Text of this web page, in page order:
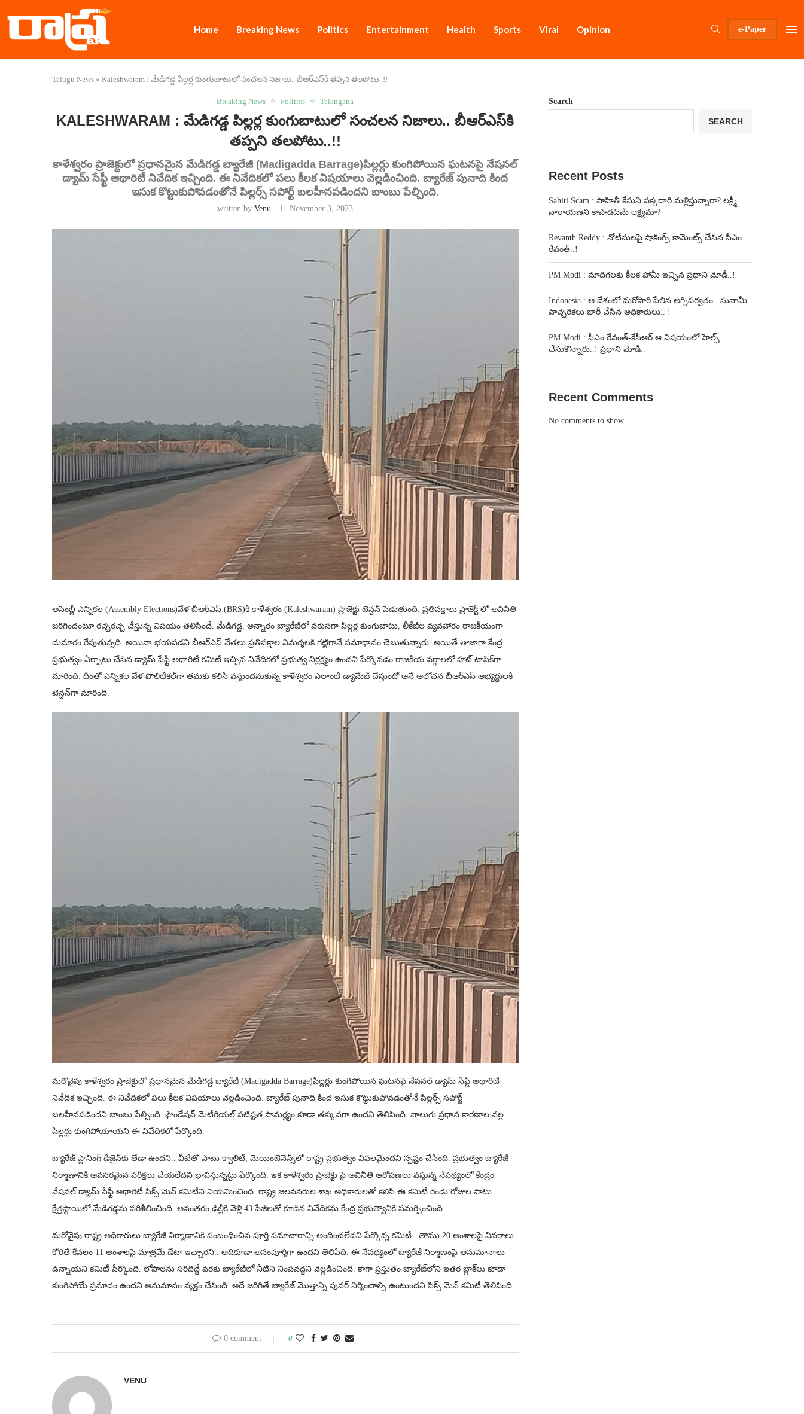
Home Breaking News Politics Entertainment Health Sports Viral Opinion e-Paper
Telugu News » Kaleshwaram : మేడిగడ్డ పిల్లర్ల కుంగుబాటులో సంచలన నిజాలు.. బీఆర్ఎస్‌కి తప్పని తలపోటు..!!
Breaking News Politics Telangana
KALESHWARAM : మేడిగడ్డ పిల్లర్ల కుంగుబాటులో సంచలన నిజాలు.. బీఆర్ఎస్‌కి
తప్పని తలపోటు..!!
కాళేశ్వరం ప్రాజెక్టులో ప్రధానమైన మేడిగడ్డ బ్యారేజీ (Madigadda Barrage)పిల్లర్లు కుంగిపోయిన ఘటనపై నేషనల్
డ్యామ్ సేఫ్టీ అథారిటీ నివేదిక ఇచ్చింది. ఈ నివేదికలో పలు కీలక విషయాలు వెల్లడించింది. బ్యారేజ్ పునాది కింద
ఇసుక కొట్టుకుపోవడంతోనే పిల్లర్స్ సపోర్ట్ బలహీనపడిందని బాంబు పేల్చింది.
written byVenu November 3, 2023
అసెంబ్లీ ఎన్నికల (Assembly Elections)వేళ బీఆర్ఎస్‌ (BRS)కి కాళేశ్వరం (Kaleshwaram) ప్రాజెక్టు టెన్షన్‌ పెడుతుంది. ప్రతిపక్షాలు ప్రాజెక్ట్ లో అవినీతి
జరిగిందంటూ రచ్చరచ్చ చేస్తున్న విషయం తెలిసిందే. మేడిగడ్డ, అన్నారం బ్యారేజీలో వరుసగా పిల్లర్ల కుంగుబాటు, లీకేజీల వ్యవహారం రాజకీయంగా
దుమారం రేపుతున్నది. అయినా భయపడని బీఆర్ఎస్‌ నేతలు ప్రతిపక్షాల విమర్శలకి గట్టిగానే సమాధానం చెబుతున్నారు. అయితే తాజాగా కేంద్ర
ప్రభుత్వం ఏర్పాటు చేసిన డ్యామ్ సేఫ్టీ అథారిటీ కమిటీ ఇచ్చిన నివేదికలో ప్రభుత్వ నిర్లక్ష్యం ఉందని పేర్కొనడం రాజకీయ వర్గాలలో హాట్ టాపిక్‌గా
మారింది. దీంతో ఎన్నికల వేళ పొలిటికల్‌గా తమకు కలిసి వస్తుందనుకున్న కాళేశ్వరం ఎలాంటి డ్యామేజ్ చేస్తుందో అనే ఆలోచన బీఆర్ఎస్ అభ్యర్థులకి
టెన్షన్‌గా మారింది.
మరోవైపు కాళేశ్వరం ప్రాజెక్టులో ప్రధానమైన మేడిగడ్డ బ్యారేజీ (Madigadda Barrage)పిల్లర్లు కుంగిపోయిన ఘటనపై నేషనల్ డ్యామ్ సేఫ్టీ అథారిటీ
నివేదిక ఇచ్చింది. ఈ నివేదికలో పలు కీలక విషయాలు వెల్లడించింది. బ్యారేజ్ పునాది కింద ఇసుక కొట్టుకుపోవడంతోనే పిల్లర్స్ సపోర్ట్
బలహీనపడిందని బాంబు పేల్చింది. ఫౌండేషన్ మెటీరియల్ పటిష్టత సామర్థ్యం కూడా తక్కువగా ఉందని తెలిపింది. నాలుగు ప్రధాన కారణాల వల్ల
పిల్లర్లు కుంగిపోయాయని ఈ నివేదికలో పేర్కొంది.
బ్యారేజ్ ప్లానింగ్‌ డిజైన్‌కు తేడా ఉందని.. వీటితో పాటు క్వాలిటీ, మెయింటెనెన్స్‌లో రాష్ట్ర ప్రభుత్వం విఫలమైందని స్పష్టం చేసింది. ప్రభుత్వం బ్యారేజీ
నిర్మాణానికి అవసరమైన పరీక్షలు చేయలేదని భావిస్తున్నట్టు పేర్కొంది. ఇక కాళేశ్వరం ప్రాజెక్టు పై అవినీతి ఆరోపణలు వస్తున్న నేపథ్యంలో కేంద్రం
నేషనల్ డ్యామ్ సేఫ్టీ అథారిటీ సిక్స్ మెన్ కమిటీని నియమించింది. రాష్ట్ర జలవనరుల శాఖ అధికారులతో కలిసి ఈ కమిటీ రెండు రోజుల పాటు
క్షేత్రస్థాయిలో మేడిగడ్డను పరిశీలించింది. అనంతరం ఢిల్లీకి వెళ్లి 43 పేజీలతో కూడిన నివేదికను కేంద్ర ప్రభుత్వానికి సమర్పించింది.
మరోవైపు రాష్ట్ర అధికారులు బ్యారేజీ నిర్మాణానికి సంబంధించిన పూర్తి సమాచారాన్ని అందించలేదని పేర్కొన్న కమిటీ.. తాము 20 అంశాలపై వివరాలు
కోరితే కేవలం 11 అంశాలపై మాత్రమే డేటా ఇచ్చారని.. అదికూడా అసంపూర్తిగా ఉందని తెలిపిది. ఈ నేపథ్యంలో బ్యారేజీ నిర్మాణంపై అనుమానాలు
ఉన్నాయని కమిటీ పేర్కొంది. లోపాలను సరిదిద్దే వరకు బ్యారేజీలో నీటిని నింపవద్దని వెల్లడించింది. కాగా ప్రస్తుతం బ్యారేజ్‌లోని ఇతర బ్లాక్‌లు కూడా
కుంగిపోయే ప్రమాదం ఉందని అనుమానం వ్యక్తం చేసింది. అదే జరిగితే బ్యారేజ్ మొత్తాన్ని పునర్ నిర్మించాల్సి ఉంటుందని సిక్స్ మెన్ కమిటీ తెలిపింది.
0 comment 0
VENU
Search
SEARCH
Recent Posts
Sahiti Scam : సాహితీ కేసుని పక్కదారి మళ్లిస్తున్నారా? లక్ష్మీ
నారాయణని కాపాడటమే లక్ష్యమా?
Revanth Reddy : నోటీసులపై షాకింగ్స్ కామెంట్స్ చేసిన సీఎం
రేవంత్..!
PM Modi : మాదిగలకు కీలక హామీ ఇచ్చిన ప్రధాని మోడీ..!
Indonesia : ఆ దేశంలో మరోసారి పేలిన అగ్నిపర్వతం.. సునామీ
హెచ్చరికలు జారీ చేసిన అధికారులు.. !
PM Modi : సీఎం రేవంత్-కేసీఆర్ ఆ విషయంలో హెల్ప్
చేసుకొన్నారు..! ప్రధాని మోడీ..
Recent Comments
No comments to show.